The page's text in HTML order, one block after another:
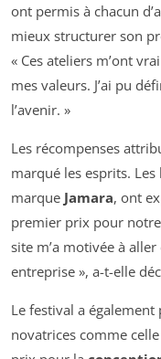
ont permis à chacun
mieux structurer son
« Ces ateliers m’ont
mes valeurs. J’ai pu
l’avenir. »
Les récompenses
marqué les esprits.
marque Jamara, ont
premier prix pour
site m’a motivée à
entreprise », a-t-elle
Le festival a
novatrices comme